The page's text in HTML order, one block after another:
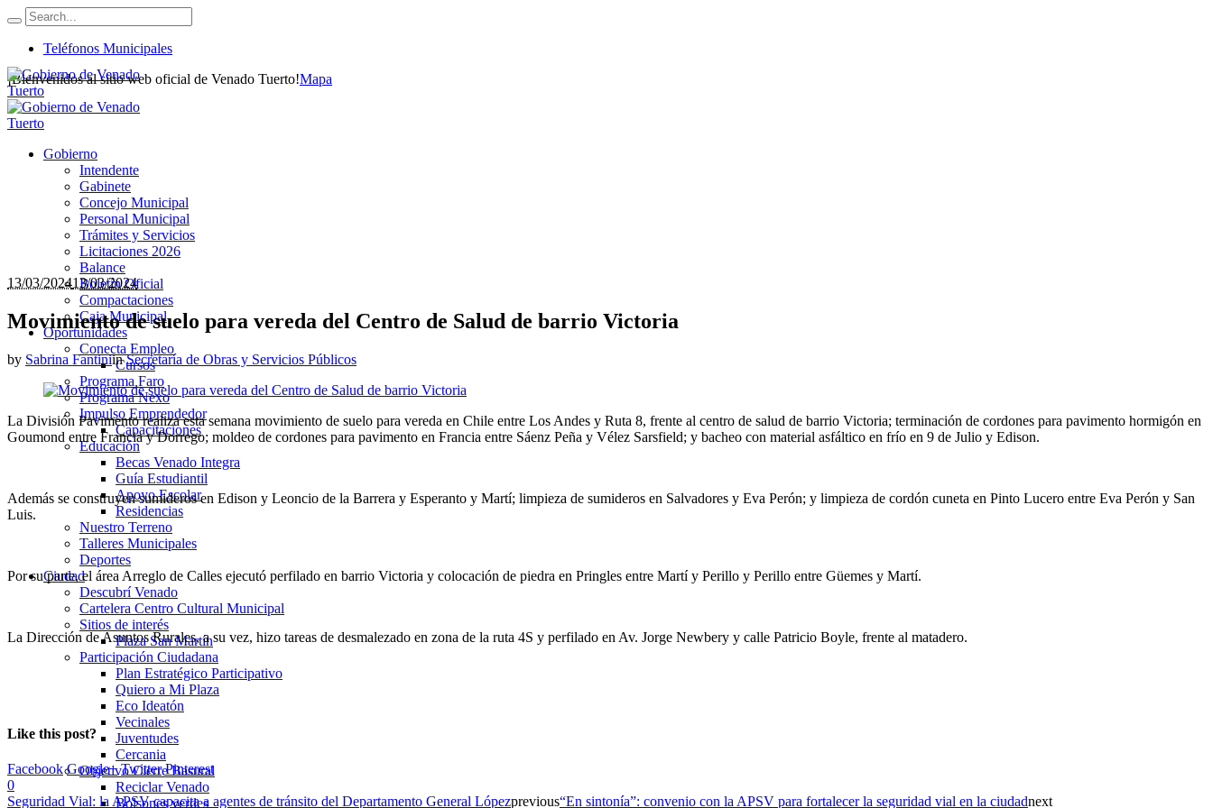
Teléfonos Municipales
¡Bienvenidos al sitio web oficial de Venado Tuerto!Mapa
Gobierno
Intendente
Gabinete
Concejo Municipal
Personal Municipal
Trámites y Servicios
Licitaciones 2026
Balance
Boletín Oficial
Compactaciones
Caja Municipal
Oportunidades
Conecta Empleo
Cursos
Programa Faro
Programa Nexo
Impulso Emprendedor
Capacitaciones
Educación
Becas Venado Integra
Guía Estudiantil
Apoyo Escolar
Residencias
Nuestro Terreno
Talleres Municipales
Deportes
Ciudad
Descubrí Venado
Cartelera Centro Cultural Municipal
Sitios de interés
Plaza San Martín
Participación Ciudadana
Plan Estratégico Participativo
Quiero a Mi Plaza
Eco Ideatón
Vecinales
Juventudes
Cercania
Objetivo Cierre Basural
Reciclar Venado
Bolsones verdes
13/03/202413/03/2024
Movimiento de suelo para vereda del Centro de Salud de barrio Victoria
by Sabrina FantiniinSecretaría de Obras y Servicios Públicos
La División Pavimento realiza esta semana movimiento de suelo para vereda en Chile entre Los Andes y Ruta 8, frente al centro de salud de barrio Victoria; terminación de cordones para pavimento hormigón en
Goumond entre Francia y Dorrego; moldeo de cordones para pavimento en Francia entre Sáenz Peña y Vélez Sarsfield; y bacheo con material asfáltico en frío en 9 de Julio y Edison.
Además se construyen sumideros en Edison y Leoncio de la Barrera y Esperanto y Martí; limpieza de sumideros en Salvadores y Eva Perón; y limpieza de cordón cuneta en Pinto Lucero entre Eva Perón y San
Luis.
Por su parte, el área Arreglo de Calles ejecutó perfilado en barrio Victoria y colocación de piedra en Pringles entre Martí y Perillo y Perillo entre Güemes y Martí.
La Dirección de Asuntos Rurales, a su vez, hizo tareas de desmalezado en zona de la ruta 4S y perfilado en Av. Jorge Newbery y calle Patricio Boyle, frente al matadero.
Like this post?
Facebook Google+ Twitter Pinterest
0
Seguridad Vial: la APSV capacita a agentes de tránsito del Departamento General Lópezprevious“En sintonía”: convenio con la APSV para fortalecer la seguridad vial en la ciudadnext